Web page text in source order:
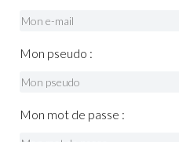
Mon pseudo :
Mon mot de passe :